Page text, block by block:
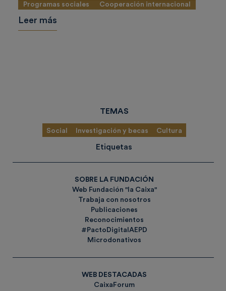
Programas sociales Cooperación internacional
Leer más
TEMAS
Social Investigación y becas Cultura
Etiquetas
SOBRE LA FUNDACIÓN
Web Fundación "la Caixa"
Trabaja con nosotros
Publicaciones
Reconocimientos
#PactoDigitalAEPD
Microdonativos
WEB DESTACADAS
CaixaForum